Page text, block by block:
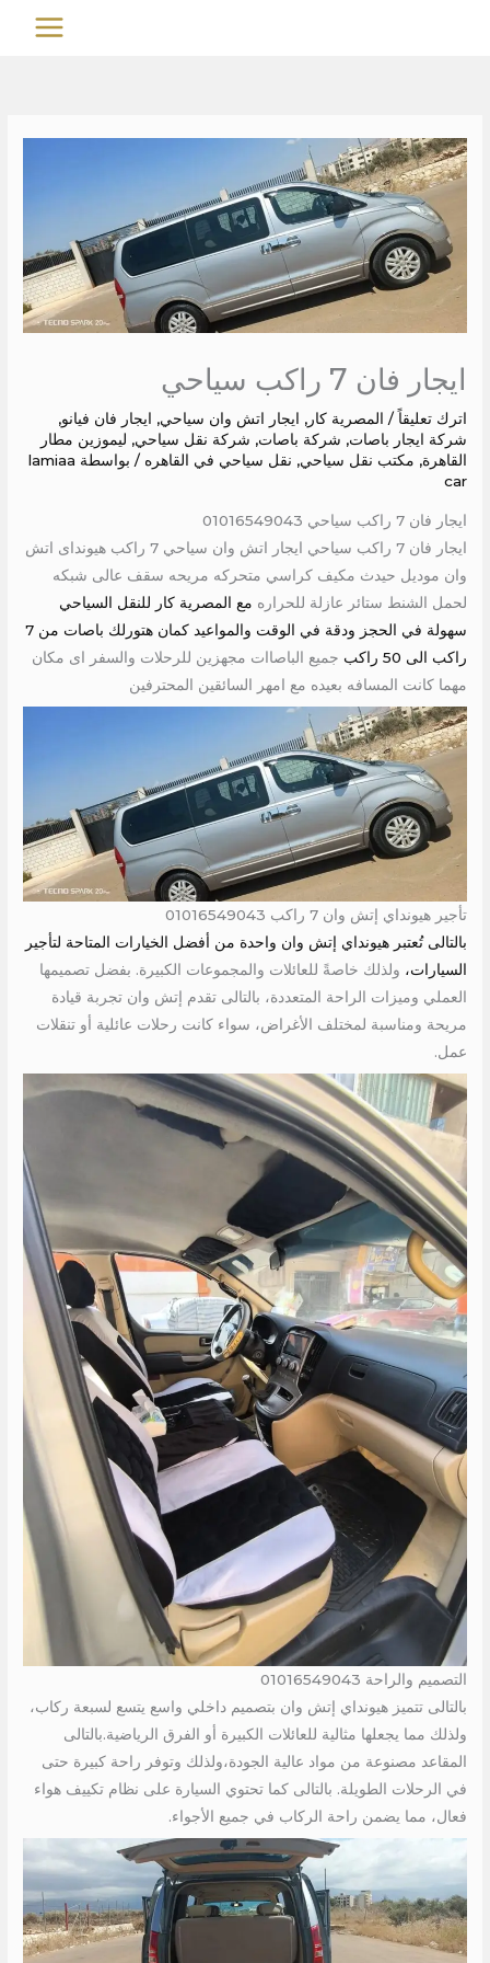
MAIN
ايجار فان 7 راكب سياحي
اترك تعليقاً / المصرية كار, ايجار اتش وان سياحي, ايجار فان فيانو,
شركة ايجار باصات, شركة باصات, شركة نقل سياحي, ليموزين مطار
القاهرة, مكتب نقل سياحي, نقل سياحي في القاهره / بواسطة lamiaa
car
ايجار فان 7 راكب سياحي 01016549043
ايجار فان 7 راكب سياحي ايجار اتش وان سياحي 7 راكب هيونداى اتش
وان موديل حيدث مكيف كراسي متحركه مريحه سقف عالى شبكه
لحمل الشنط ستائر عازلة للحراره مع المصرية كار للنقل السياحي
سهولة في الحجز ودقة في الوقت والمواعيد كمان هتورلك باصات من 7
راكب الى 50 راكب
جميع الباصاات مجهزين للرحلات والسفر اى مكان
مهما كانت المسافه بعيده مع امهر السائقين المحترفين
تأجير هيونداي إتش وان 7 راكب 01016549043
بالتالى تُعتبر هيونداي إتش وان واحدة من أفضل الخيارات المتاحة لتأجير
السيارات، ولذلك خاصةً للعائلات والمجموعات الكبيرة. بفضل تصميمها
العملي وميزات الراحة المتعددة، بالتالى تقدم إتش وان تجربة قيادة
مريحة ومناسبة لمختلف الأغراض، سواء كانت رحلات عائلية أو تنقلات
عمل.
التصميم والراحة 01016549043
بالتالى تتميز هيونداي إتش وان بتصميم داخلي واسع يتسع لسبعة ركاب،
ولذلك مما يجعلها مثالية للعائلات الكبيرة أو الفرق الرياضية.بالتالى
المقاعد مصنوعة من مواد عالية الجودة،ولذلك وتوفر راحة كبيرة حتى
في الرحلات الطويلة. بالتالى كما تحتوي السيارة على نظام تكييف هواء
فعال، مما يضمن راحة الركاب في جميع الأجواء.